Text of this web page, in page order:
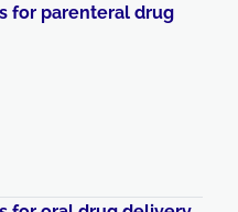
for parenteral drug